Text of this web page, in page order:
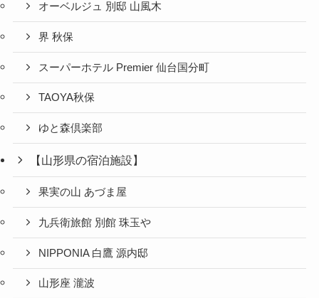
オーベルジュ 別邸 山風木
界 秋保
スーパーホテル Premier 仙台国分町
TAOYA秋保
ゆと森倶楽部
【山形県の宿泊施設】
果実の山 あづま屋
九兵衛旅館 別館 珠玉や
NIPPONIA 白鷹 源内邸
山形座 瀧波